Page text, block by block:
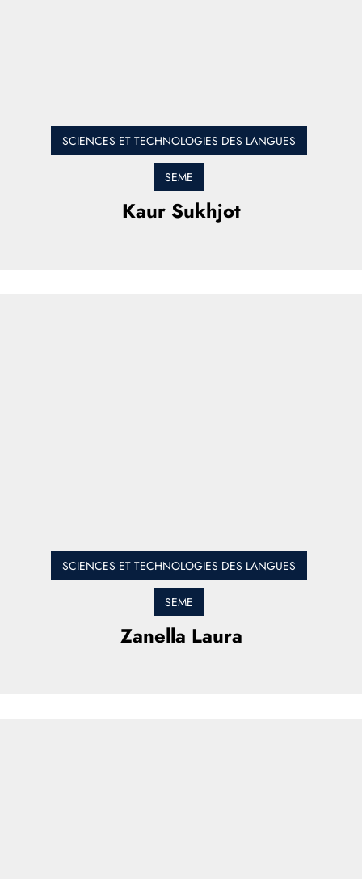
SCIENCES ET TECHNOLOGIES DES LANGUES
SEME
Kaur Sukhjot
SCIENCES ET TECHNOLOGIES DES LANGUES
SEME
Zanella Laura